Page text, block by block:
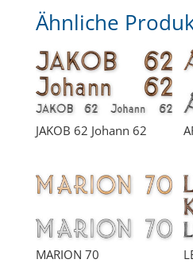
Ähnliche
JAKOB 62 Johann 62
MARION 70